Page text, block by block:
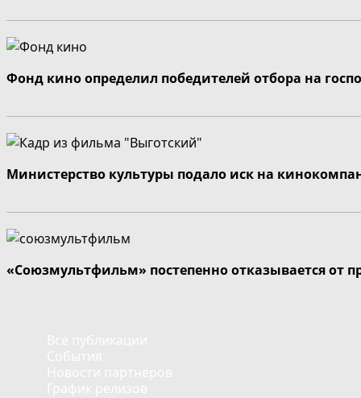
Фонд кино определил победителей отбора на
Министерство культуры подало иск на
«Союзмультфильм» постепенно отказывается от